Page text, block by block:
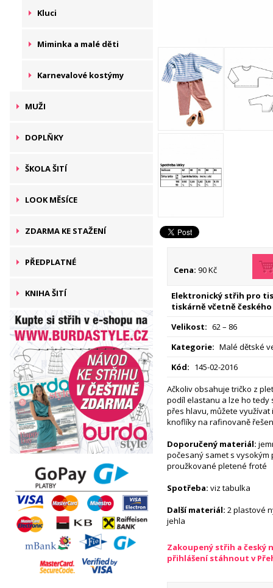
Kluci
Miminka a malé děti
Karnevalové kostýmy
MUŽI
DOPLŇKY
ŠKOLA ŠITÍ
LOOK MĚSÍCE
ZDARMA KE STAŽENÍ
PŘEDPLATNÉ
KNIHA ŠITÍ
Cena: 90 Kč
Elektronický střih pro
tiskárně včetně českého
Velikost: 62 – 86
Kategorie: Malé dětské
Kód: 145-02-2016
Ačkoliv obsahuje tričko z
podíl elastanu a lze ho
přes hlavu, můžete
knoflíky na rafinovaně
Doporučený materiál:
počesaný samet s vysokým
proužkované pletené froté
Spotřeba: viz tabulka
Další materiál: 2 plastové
jehla
Zakoupený střih a český
přihlášení stáhnout v